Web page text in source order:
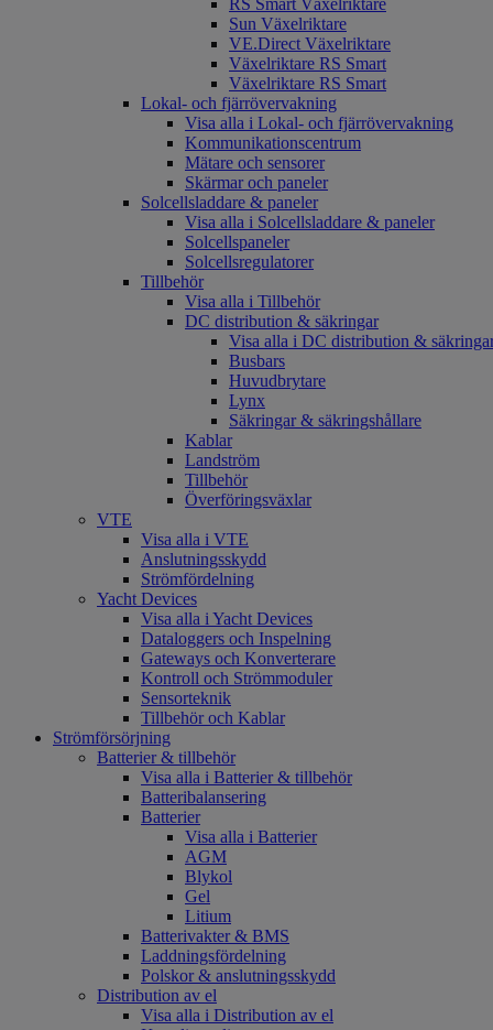
Sun Växelriktare
VE.Direct Växelriktare
Växelriktare RS Smart
Växelriktare RS Smart
Lokal- och fjärrövervakning
Visa alla i Lokal- och fjärrövervakning
Kommunikationscentrum
Mätare och sensorer
Skärmar och paneler
Solcellsladdare & paneler
Visa alla i Solcellsladdare & paneler
Solcellspaneler
Solcellsregulatorer
Tillbehör
Visa alla i Tillbehör
DC distribution & säkringar
Visa alla i DC distribution &
Busbars
Huvudbrytare
Lynx
Säkringar & säkringshållare
Kablar
Landström
Tillbehör
Överföringsväxlar
VTE
Visa alla i VTE
Anslutningsskydd
Strömfördelning
Yacht Devices
Visa alla i Yacht Devices
Dataloggers och Inspelning
Gateways och Konverterare
Kontroll och Strömmoduler
Sensorteknik
Tillbehör och Kablar
Strömförsörjning
Batterier & tillbehör
Visa alla i Batterier & tillbehör
Batteribalansering
Batterier
Visa alla i Batterier
AGM
Blykol
Gel
Litium
Batterivakter & BMS
Laddningsfördelning
Polskor & anslutningsskydd
Distribution av el
Visa alla i Distribution av el